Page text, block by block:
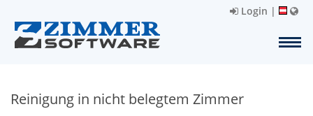
Login |
Reinigung in nicht belegtem Zimmer